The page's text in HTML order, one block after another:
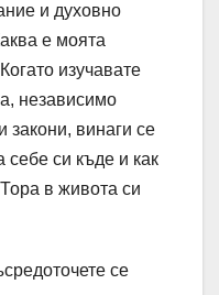
и духовно
е моята
изучавате
независимо
закони, винаги се
себе си къде и как
в живота си
се